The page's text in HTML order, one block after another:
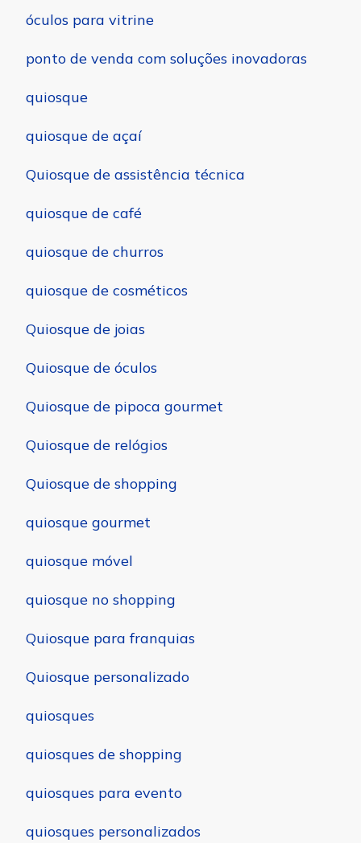
óculos para vitrine
ponto de venda com soluções inovadoras
quiosque
quiosque de açaí
Quiosque de assistência técnica
quiosque de café
quiosque de churros
quiosque de cosméticos
Quiosque de joias
Quiosque de óculos
Quiosque de pipoca gourmet
Quiosque de relógios
Quiosque de shopping
quiosque gourmet
quiosque móvel
quiosque no shopping
Quiosque para franquias
Quiosque personalizado
quiosques
quiosques de shopping
quiosques para evento
quiosques personalizados